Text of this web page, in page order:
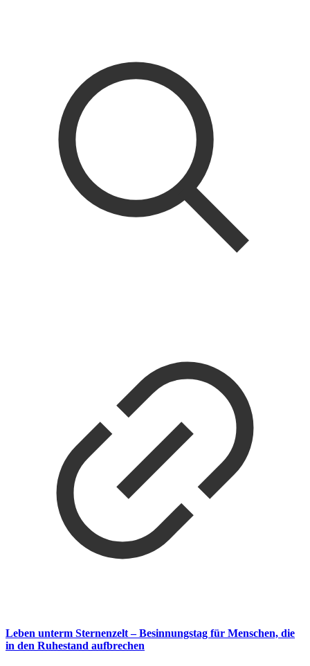
Leben unterm Sternenzelt – Besinnungstag für Menschen, die
in den Ruhestand aufbrechen